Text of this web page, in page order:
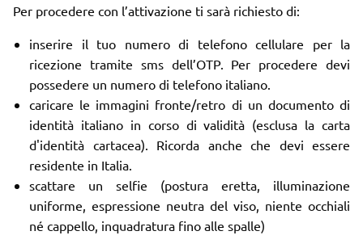
Per procedere con l’attivazione ti sarà richiesto di:
inserire il tuo numero di telefono cellulare per la
ricezione tramite sms dell’OTP. Per procedere devi
possedere un numero di telefono italiano.
caricare le immagini fronte/retro di un documento di
identità italiano in corso di validità (esclusa la carta
d'identità cartacea). Ricorda anche che devi essere
residente in Italia.
scattare un selfie (postura eretta, illuminazione
uniforme, espressione neutra del viso, niente occhiali
né cappello, inquadratura fino alle spalle)